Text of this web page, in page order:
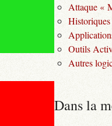
Attaque «
Historiques
Outils
Autres
Dans la